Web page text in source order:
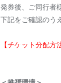
発券後、ご同行者
下記をご確認のう
【チケット分配方